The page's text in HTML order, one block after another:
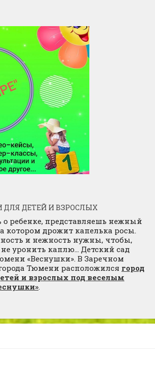
ДЛЯ ДЕТЕЙ И ВЗРОСЛЫХ
о ребенке, представляешь нежный
котором дрожит капелька росы.
и нежность нужны, чтобы,
не уронить каплю… Детский сад
«Веснушки». В Заречном
Тюмени расположился город
и взрослых под веселым
.